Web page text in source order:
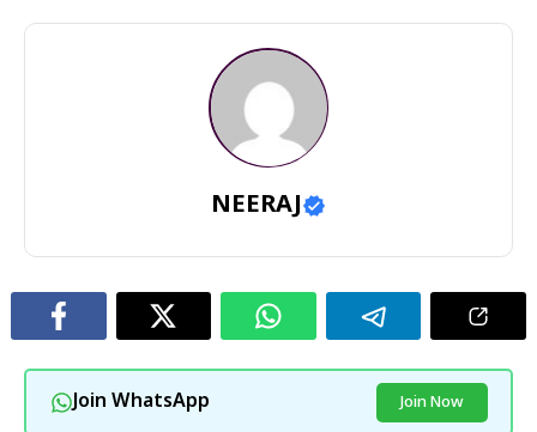
NEERAJ
Join WhatsApp Join Now